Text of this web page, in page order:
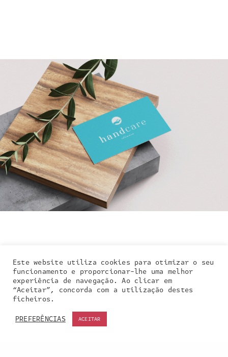
Este website utiliza cookies para otimizar o seu
funcionamento e proporcionar-lhe uma melhor
experiência de navegação. Ao clicar em
“Aceitar”, concorda com a utilização destes
ficheiros.
PREFERÊNCIAS
ACEITAR
Our site uses cookies. Learn more about our use of
cookies:cookie policy
ACCEPT